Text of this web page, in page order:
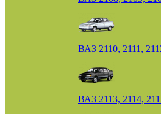
ВАЗ 2110, 2111,
ВАЗ 2113, 2114,